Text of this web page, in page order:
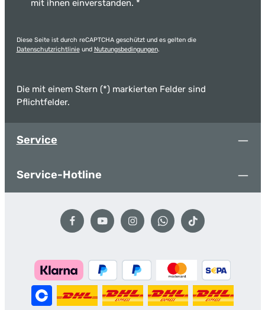
mit ihnen einverstanden. *
Diese Seite ist durch reCAPTCHA geschützt und es gelten die
Datenschutzrichtlinieund Nutzungsbedingungen.
Die mit einem Stern (*) markierten Felder sind
Pflichtfelder.
Service
Service-Hotline